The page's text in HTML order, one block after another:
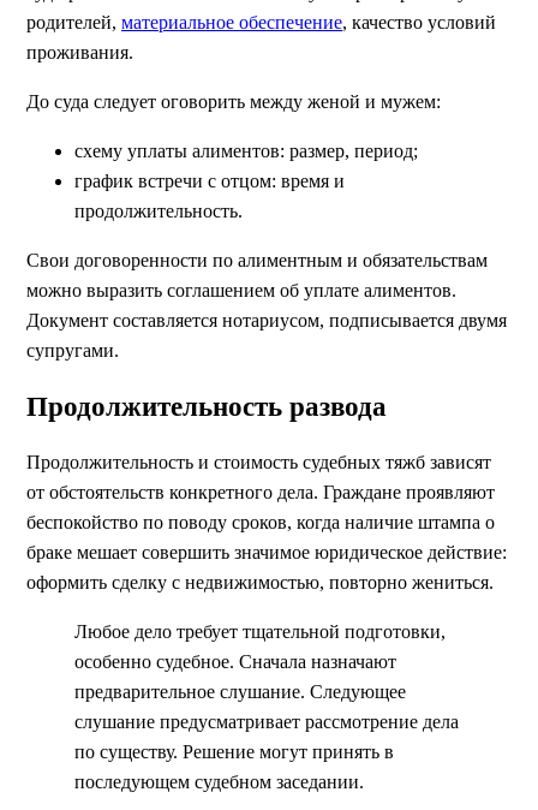
родителей, материальное обеспечение, качество условий
проживания.
До суда следует оговорить между женой и мужем:
схему уплаты алиментов: размер, период;
график встречи с отцом: время и
продолжительность.
Свои договоренности по алиментным и обязательствам
можно выразить соглашением об уплате алиментов.
Документ составляется нотариусом, подписывается двумя
супругами.
Продолжительность развода
Продолжительность и стоимость судебных тяжб зависят
от обстоятельств конкретного дела. Граждане проявляют
беспокойство по поводу сроков, когда наличие штампа о
браке мешает совершить значимое юридическое действие:
оформить сделку с недвижимостью, повторно жениться.
Любое дело требует тщательной подготовки,
особенно судебное. Сначала назначают
предварительное слушание. Следующее
слушание предусматривает рассмотрение дела
по существу. Решение могут принять в
последующем судебном заседании.